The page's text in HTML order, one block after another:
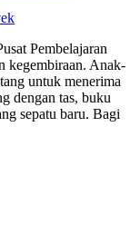
Pembelajaran
kegembiraan. Anak-
untuk menerima
dengan tas, buku
sepatu baru. Bagi